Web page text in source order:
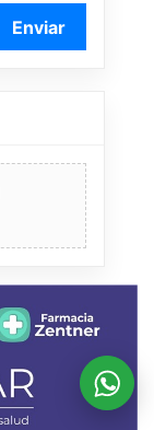
Enviar